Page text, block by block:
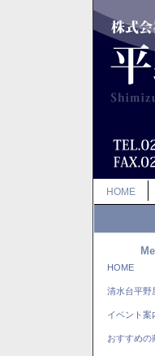
HOME
HOME
清水台平野
イベント案
おすすめの